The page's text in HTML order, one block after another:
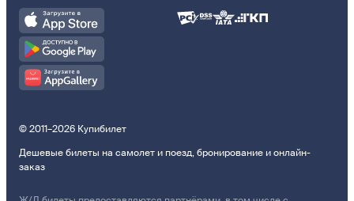
© 2011–2026 Купибилет
Дешевые билеты на самолет и поезд, бронирование и онлайн-
заказ